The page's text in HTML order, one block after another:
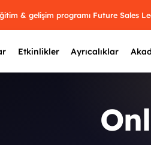
& gelişim programı Future Sales
Etkinlikler Ayrıcalıklar